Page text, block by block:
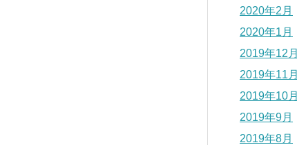
2020年2月
2020年1月
2019年12月
2019年11月
2019年10月
2019年9月
2019年8月